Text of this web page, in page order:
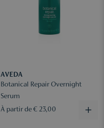
AVEDA
Botanical Repair Overnight
Serum
À partir de € 23,00